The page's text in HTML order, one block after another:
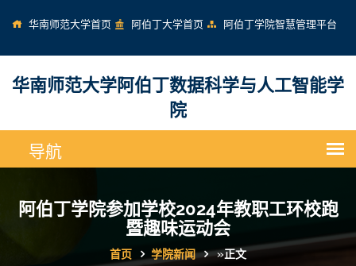
华南师范大学首页 阿伯丁大学首页 阿伯丁学院智慧管理平台
华南师范大学阿伯丁数据科学与人工智能学
院
阿伯丁学院参加学校2024年教职工环校跑
暨趣味运动会
首页 学院新闻 »正文